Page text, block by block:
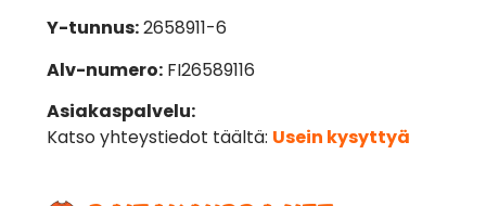
Y-tunnus:2658911-6
Alv-numero:FI26589116
Asiakaspalvelu:
Katso yhteystiedot täältä: Usein kysyttyä